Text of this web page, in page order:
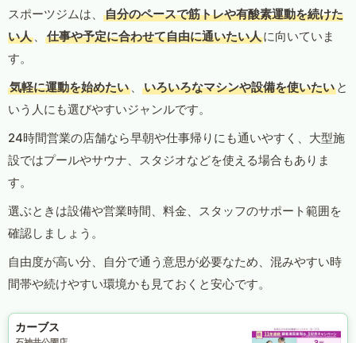
スポーツジムは、
自分のペースで筋トレや有酸素運動を続けた
い人 、 仕事や予定に合わせて自由に通いたい人に向いていま
す。
気軽に運動を始めたい 、 いろいろなマシンや設備を使いたい と
いう人にも選びやすいジャンルです。
24時間営業の店舗なら早朝や仕事帰りにも通いやすく、大型施
設ではプールやサウナ、スタジオなどを使える場合もありま
す。
選ぶときは設備や営業時間、料金、スタッフのサポート範囲を
確認しましょう。
自由度が高い分、自分で通う意思が必要なため、混みやすい時
間帯や続けやすい環境かも見ておくと安心です。
カーブス